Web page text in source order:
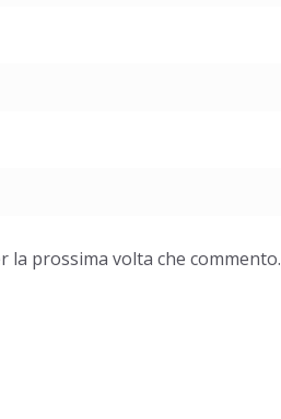
la prossima volta che commento.